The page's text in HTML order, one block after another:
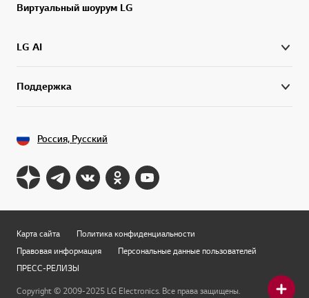
Виртуальный шоурум LG
LG AI
Поддержка
Россия, Русский
Карта сайта
Политика конфиденциальности
Правовая информация
Персональные данные пользователей
ПРЕСС-РЕЛИЗЫ
Copyright © 2009-2025 LG Electronics. Все права защищены.